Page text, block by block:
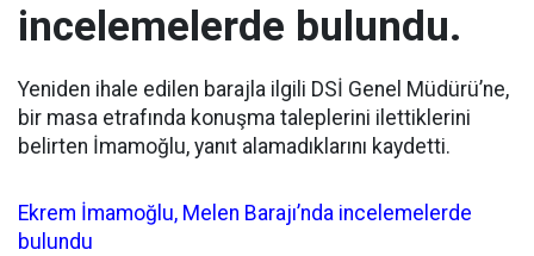
incelemelerde bulundu.
Yeniden ihale edilen barajla ilgili DSİ Genel Müdürü’ne,
bir masa etrafında konuşma taleplerini ilettiklerini
belirten İmamoğlu, yanıt alamadıklarını kaydetti.
Ekrem İmamoğlu, Melen Barajı’nda incelemelerde
bulundu